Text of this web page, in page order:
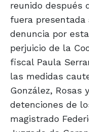
reunido después
fuera
denuncia por
perjuicio de la
fiscal Paula
las medidas
González, Rosas
detenciones de
magistrado